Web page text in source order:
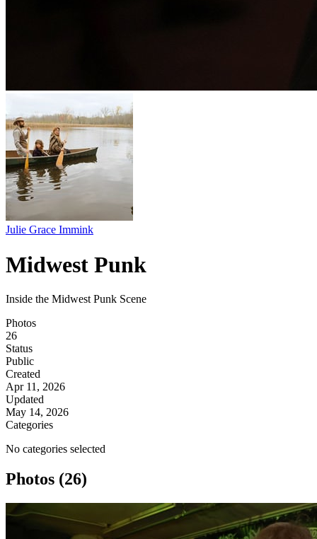
Julie Grace Immink
Midwest Punk
Inside the Midwest Punk Scene
Photos
26
Status
Public
Created
Apr 11, 2026
Updated
May 14, 2026
Categories
No categories selected
Photos (26)